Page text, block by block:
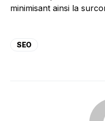
minimisant ainsi la
SEO